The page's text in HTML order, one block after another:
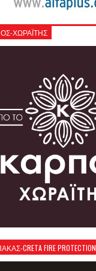
ΧΩΡΑΪΤΗΣ
CRETA FIRE PROTECTION